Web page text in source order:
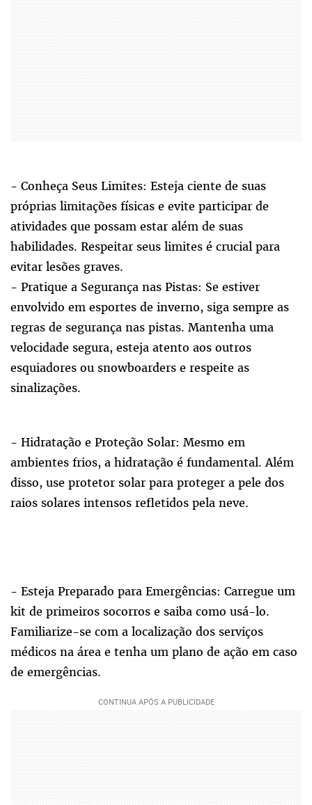
- Conheça Seus Limites: Esteja ciente de suas
próprias limitações físicas e evite participar de
atividades que possam estar além de suas
habilidades. Respeitar seus limites é crucial para
evitar lesões graves.
- Pratique a Segurança nas Pistas: Se estiver
envolvido em esportes de inverno, siga sempre as
regras de segurança nas pistas. Mantenha uma
velocidade segura, esteja atento aos outros
esquiadores ou snowboarders e respeite as
sinalizações.
- Hidratação e Proteção Solar: Mesmo em
ambientes frios, a hidratação é fundamental. Além
disso, use protetor solar para proteger a pele dos
raios solares intensos refletidos pela neve.
- Esteja Preparado para Emergências: Carregue um
kit de primeiros socorros e saiba como usá-lo.
Familiarize-se com a localização dos serviços
médicos na área e tenha um plano de ação em caso
de emergências.